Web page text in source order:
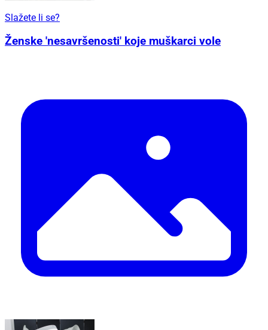
Slažete li se?
Ženske 'nesavršenosti' koje muškarci vole